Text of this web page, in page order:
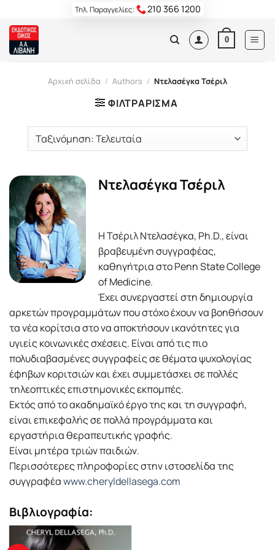
content
Τηλ. Παραγγελίες: 210 366 1200
0
Αρχική σελίδα / Authors / Ντελασέγκα Τσέριλ
ΦΙΛΤΡΆΡΙΣΜΑ
Ντελασέγκα Τσέριλ
Η Τσέριλ Ντελασέγκα, Ph.D., είναι
βραβευμένη συγγραφέας,
καθηγήτρια στο Penn State College
of Medicine.
Έχει συνεργαστεί στη δημιουργία
αρκετών προγραμμάτων που στόχο έχουν να βοηθήσουν
τα νέα κορίτσια στο να αποκτήσουν ικανότητες για
υγιείς κοινωνικές σχέσεις. Είναι από τις πιο
πολυδιαβασμένες συγγραφείς σε θέματα ψυχολογίας
έφηβων κοριτσιών και έχει συμμετάσχει σε πολλές
τηλεοπτικές επιστημονικές εκπομπές.
Εκτός από το ακαδημαϊκό έργο της και τη συγγραφή,
είναι επικεφαλής σε πολλά προγράμματα και
εργαστήρια θεραπευτικής γραφής.
Είναι μητέρα τριών παιδιών.
Περισσότερες πληροφορίες στην ιστοσελίδα της
συγγραφέαwww.cheryldellasega.com
Βιβλιογραφία: